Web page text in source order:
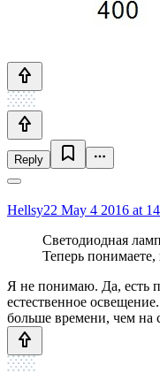
Reply
Hellsy22 May 4 2016 at
Светодиодная
Теперь
Я не понимаю. Да, есть
естественное
больше времени, чем на